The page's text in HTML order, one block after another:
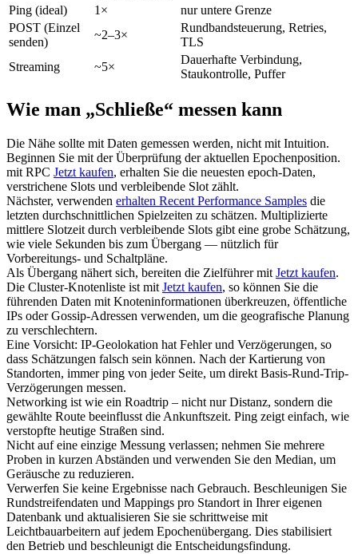
Ping (ideal)
1×
nur untere Grenze
POST (Einzel
senden)
~2–3×
Rundbandsteuerung, Retries,
TLS
Streaming
~5×
Dauerhafte Verbindung,
Staukontrolle, Puffer
Wie man „Schließe“ messen kann
Die Nähe sollte mit Daten gemessen werden, nicht mit Intuition.
Beginnen Sie mit der Überprüfung der aktuellen Epochenposition.
mit RPC Jetzt kaufen, erhalten Sie die neuesten epoch-Daten,
verstrichene Slots und verbleibende Slot zählt.
Nächster, verwenden erhalten Recent Performance Samples die
letzten durchschnittlichen Spielzeiten zu schätzen. Multiplizierte
mittlere Slotzeit durch verbleibende Slots gibt eine grobe Schätzung,
wie viele Sekunden bis zum Übergang — nützlich für
Vorbereitungs- und Schaltpläne.
Als Übergang nähert sich, bereiten die Zielführer mit Jetzt kaufen.
Die Cluster-Knotenliste ist mit Jetzt kaufen, so können Sie die
führenden Daten mit Knoteninformationen überkreuzen, öffentliche
IPs oder Gossip-Adressen verwenden, um die geografische Planung
zu verschlechtern.
Eine Vorsicht: IP-Geolokation hat Fehler und Verzögerungen, so
dass Schätzungen falsch sein können. Nach der Kartierung von
Standorten, immer ping von jeder Seite, um direkt Basis-Rund-Trip-
Verzögerungen messen.
Networking ist wie ein Roadtrip – nicht nur Distanz, sondern die
gewählte Route beeinflusst die Ankunftszeit. Ping zeigt einfach, wie
verstopfte heutige Straßen sind.
Nicht auf eine einzige Messung verlassen; nehmen Sie mehrere
Proben in kurzen Abständen und verwenden Sie den Median, um
Geräusche zu reduzieren.
Verwerfen Sie keine Ergebnisse nach Gebrauch. Beschleunigen Sie
Rundstreifendaten und Mappings pro Standort in Ihrer eigenen
Datenbank und aktualisieren Sie sie schrittweise mit
Leichtbauarbeitern auf jedem Epochenübergang. Dies stabilisiert
den Betrieb und beschleunigt die Entscheidungsfindung.